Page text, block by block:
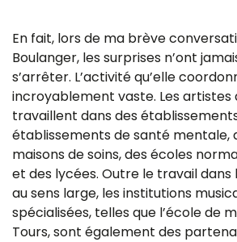
En fait, lors de ma brève
Boulanger, les surprises n’ont
s’arrêter. L’activité qu’elle
incroyablement vaste. Les artistes
travaillent dans des
établissements de santé mentale,
maisons de soins, des écoles
et des lycées. Outre le travail
au sens large, les institutions
spécialisées, telles que l’école de
Tours, sont également des